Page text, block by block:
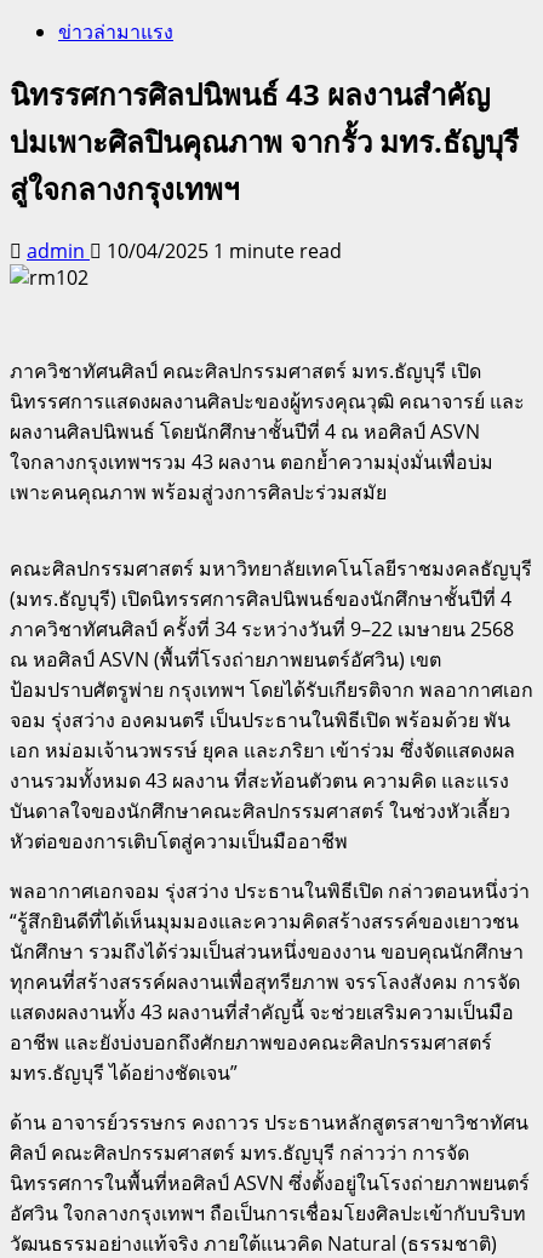
ข่าวล่ามาแรง
นิทรรศการศิลปนิพนธ์ 43 ผลงานสำคัญ
บ่มเพาะศิลปินคุณภาพ จากรั้ว มทร.ธัญบุรี
สู่ใจกลางกรุงเทพฯ
admin 10/04/2025 1 minute read
ภาควิชาทัศนศิลป์ คณะศิลปกรรมศาสตร์ มทร.ธัญบุรี เปิด
นิทรรศการแสดงผลงานศิลปะของผู้ทรงคุณวุฒิ คณาจารย์ และ
ผลงานศิลปนิพนธ์ โดยนักศึกษาชั้นปีที่ 4 ณ หอศิลป์ ASVN
ใจกลางกรุงเทพฯรวม 43 ผลงาน ตอกย้ำความมุ่งมั่นเพื่อบ่ม
เพาะคนคุณภาพ พร้อมสู่วงการศิลปะร่วมสมัย
คณะศิลปกรรมศาสตร์ มหาวิทยาลัยเทคโนโลยีราชมงคลธัญบุรี
(มทร.ธัญบุรี) เปิดนิทรรศการศิลปนิพนธ์ของนักศึกษาชั้นปีที่ 4
ภาควิชาทัศนศิลป์ ครั้งที่ 34 ระหว่างวันที่ 9–22 เมษายน 2568
ณ หอศิลป์ ASVN (พื้นที่โรงถ่ายภาพยนตร์อัศวิน) เขต
ป้อมปราบศัตรูพ่าย กรุงเทพฯ โดยได้รับเกียรติจาก พลอากาศเอก
จอม รุ่งสว่าง องคมนตรี เป็นประธานในพิธีเปิด พร้อมด้วย พัน
เอก หม่อมเจ้านวพรรษ์ ยุคล และภริยา เข้าร่วม ซึ่งจัดแสดงผล
งานรวมทั้งหมด 43 ผลงาน ที่สะท้อนตัวตน ความคิด และแรง
บันดาลใจของนักศึกษาคณะศิลปกรรมศาสตร์ ในช่วงหัวเลี้ยว
หัวต่อของการเติบโตสู่ความเป็นมืออาชีพ
พลอากาศเอกจอม รุ่งสว่าง ประธานในพิธีเปิด กล่าวตอนหนึ่งว่า
“รู้สึกยินดีที่ได้เห็นมุมมองและความคิดสร้างสรรค์ของเยาวชน
นักศึกษา รวมถึงได้ร่วมเป็นส่วนหนึ่งของงาน ขอบคุณนักศึกษา
ทุกคนที่สร้างสรรค์ผลงานเพื่อสุทรียภาพ จรรโลงสังคม การจัด
แสดงผลงานทั้ง 43 ผลงานที่สำคัญนี้ จะช่วยเสริมความเป็นมือ
อาชีพ และยังบ่งบอกถึงศักยภาพของคณะศิลปกรรมศาสตร์
มทร.ธัญบุรี ได้อย่างชัดเจน”
ด้าน อาจารย์วรรษกร คงถาวร ประธานหลักสูตรสาขาวิชาทัศน
ศิลป์ คณะศิลปกรรมศาสตร์ มทร.ธัญบุรี กล่าวว่า การจัด
นิทรรศการในพื้นที่หอศิลป์ ASVN ซึ่งตั้งอยู่ในโรงถ่ายภาพยนตร์
อัศวิน ใจกลางกรุงเทพฯ ถือเป็นการเชื่อมโยงศิลปะเข้ากับบริบท
วัฒนธรรมอย่างแท้จริง ภายใต้แนวคิด Natural (ธรรมชาติ)